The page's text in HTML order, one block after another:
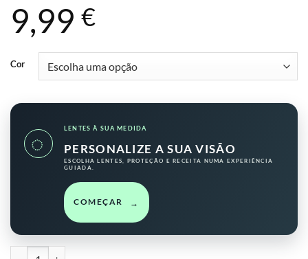
9,99 €
Cor
◌
LENTES À SUA MEDIDA
PERSONALIZE A SUA VISÃO
ESCOLHA LENTES, PROTEÇÃO E RECEITA NUMA EXPERIÊNCIA
GUIADA.
COMEÇAR →